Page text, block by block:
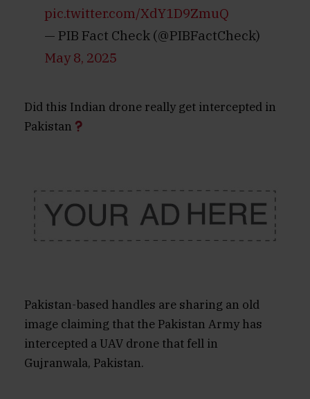
pic.twitter.com/XdY1D9ZmuQ
— PIB Fact Check (@PIBFactCheck)
May 8, 2025
Did this Indian drone really get intercepted in
Pakistan
Pakistan-based handles are sharing an old
image claiming that the Pakistan Army has
intercepted a UAV drone that fell in
Gujranwala, Pakistan.